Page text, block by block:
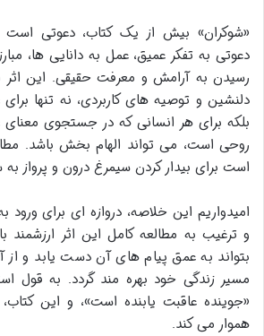
«شوکران» بیش از یک کتاب، دعوتی است
دعوتی به تفکر عمیق، عمل به دانایی ها،
رسیدن به آرامش و معرفت حقیقی. این اثر
دلنشین و توصیه های کاربردی، نه تنها برای
بلکه برای هر انسانی که در جستجوی معنای
روحی است، می تواند الهام بخش باشد.
است برای بیدار کردن سیمرغ درون و پرواز
امیدواریم این خلاصه، دروازه ای برای ورود
و ترغیب به مطالعه کامل این اثر ارزشمند
بتواند به عمق پیام های آن دست یابد و از
مسیر زندگی خود بهره مند گردد. به قول
«جوینده عاقبت یابنده است»، و این کتاب،
هموار می کند.